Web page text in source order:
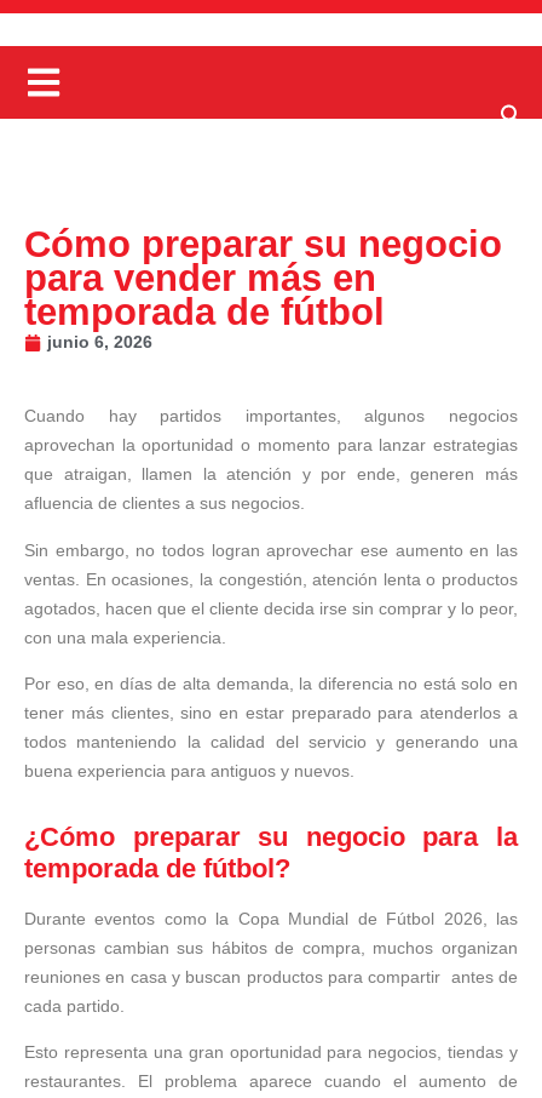
Cómo preparar su negocio
para vender más en
temporada de fútbol
junio 6, 2026
Cuando hay partidos importantes, algunos negocios
aprovechan la oportunidad o momento para lanzar estrategias
que atraigan, llamen la atención y por ende, generen más
afluencia de clientes a sus negocios.
Sin embargo, no todos logran aprovechar ese aumento en las
ventas. En ocasiones, la congestión, atención lenta o productos
agotados, hacen que el cliente decida irse sin comprar y lo peor,
con una mala experiencia.
Por eso, en días de alta demanda, la diferencia no está solo en
tener más clientes, sino en estar preparado para atenderlos a
todos manteniendo la calidad del servicio y generando una
buena experiencia para antiguos y nuevos.
¿Cómo preparar su negocio para la
temporada de fútbol?
Durante eventos como la Copa Mundial de Fútbol 2026, las
personas cambian sus hábitos de compra, muchos organizan
reuniones en casa y buscan productos para compartir antes de
cada partido.
Esto representa una gran oportunidad para negocios, tiendas y
restaurantes. El problema aparece cuando el aumento de